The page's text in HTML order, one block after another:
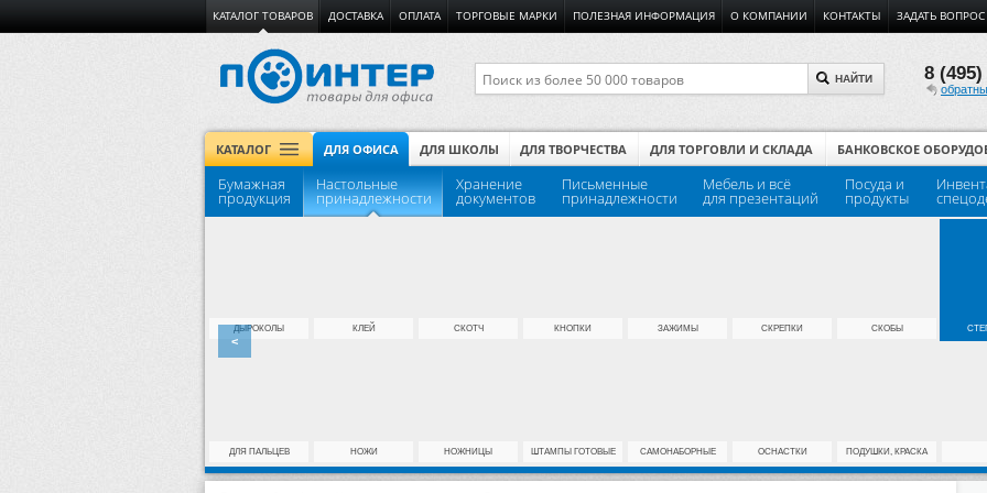
КАТАЛОГ ТОВАРОВ ДОСТАВКА ОПЛАТА ТОРГОВЫЕ МАРКИ ПОЛЕЗНАЯ ИНФОРМАЦИЯ О КОМПАНИИ КОНТАКТЫ ЗАДАТЬ ВОПРОС
8 (495)
НАЙТИ
КАТАЛОГ ДЛЯ ОФИСА ДЛЯ ШКОЛЫ ДЛЯ ТВОРЧЕСТВА ДЛЯ ТОРГОВЛИ И СКЛАДА БАНКОВСКОЕ
Бумажная
продукция
Настольные
принадлежности
Хранение
документов
Письменные
принадлежности
Мебель и всё
для презентаций
Посуда и
продукты
ДЫРОКОЛЫ КЛЕЙ СКОТЧ КНОПКИ ЗАЖИМЫ СКРЕПКИ СКОБЫ
ДЛЯ ПАЛЬЦЕВ НОЖИ НОЖНИЦЫ ШТАМПЫ ГОТОВЫЕ САМОНАБОРНЫЕ ОСНАСТКИ ПОДУШКИ, КРАСКА
<